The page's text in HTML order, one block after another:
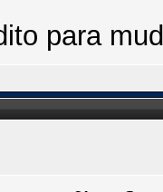
para